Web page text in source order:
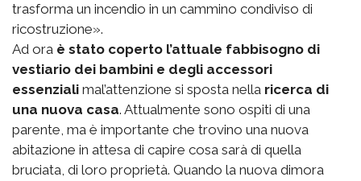
trasforma un incendio in un cammino condiviso di
ricostruzione».
Ad ora è stato coperto l’attuale fabbisogno di
vestiario dei bambini e degli accessori
essenziali mal’attenzione si sposta nella ricerca di
una nuova casa. Attualmente sono ospiti di una
parente, ma è importante che trovino una nuova
abitazione in attesa di capire cosa sarà di quella
bruciata, di loro proprietà. Quando la nuova dimora